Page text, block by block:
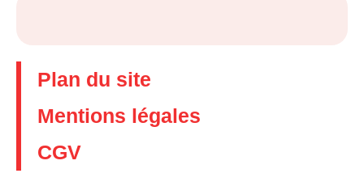
Plan du site
Mentions légales
CGV